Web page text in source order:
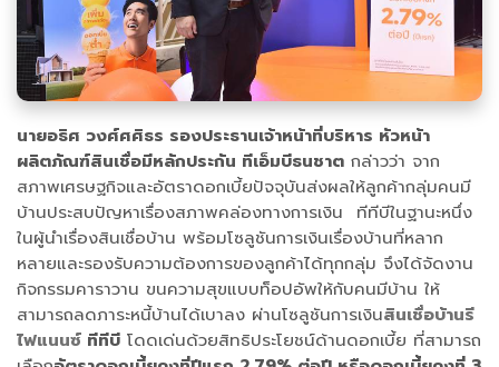
นายอธิศ วงศ์ศศิธร รองประธานเจ้าหน้าที่บริหาร หัวหน้า
ผลิตภัณฑ์สินเชื่อมีหลักประกัน ทีเอ็มบีธนชาต กล่าวว่า จาก
สภาพเศรษฐกิจและอัตราดอกเบี้ยปัจจุบันส่งผลให้ลูกค้ากลุ่มคนมี
บ้านประสบปัญหาเรื่องสภาพคล่องทางการเงิน ทีทีบีในฐานะหนึ่ง
ในผู้นำเรื่องสินเชื่อบ้าน พร้อมโซลูชันการเงินเรื่องบ้านที่หลาก
หลายและรองรับความต้องการของลูกค้าได้ทุกกลุ่ม จึงได้จัดงาน
กิจกรรมคาราวาน ขนความสุขแบบท็อปอัพให้กับคนมีบ้าน ให้
สามารถลดภาระหนี้บ้านได้เบาลง ผ่านโซลูชันการเงินสินเชื่อบ้านรี
ไฟแนนซ์ ทีทีบี โดดเด่นด้วยสิทธิประโยชน์ด้านดอกเบี้ย ที่สามารถ